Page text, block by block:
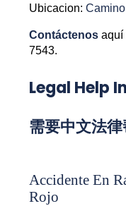
Ubicacion:
Contáctenos aquí
7543.
Legal Help
需要中文法
Accidente En
Rojo